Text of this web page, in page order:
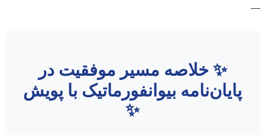
—
✨ خلاصه مسیر موفقیت در
پایان‌نامه بیوانفورماتیک با پویش
✨